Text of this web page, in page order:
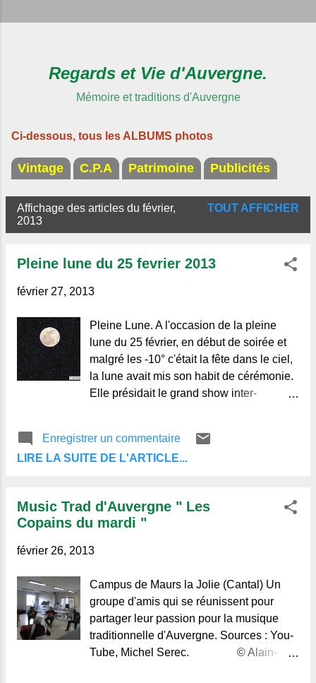
Regards et Vie d'Auvergne.
Mémoire et traditions d'Auvergne
Ci-dessous, tous les ALBUMS photos
Vintage C.P.A Patrimoine Publicités
A
r
Affichage des articles du février,
2013
TOUT AFFICHER
Pleine lune du 25 fevrier 2013
février 27, 2013
Pleine Lune. A l'occasion de la pleine
lune du 25 février, en début de soirée et
malgré les -10° c'était la fête dans le ciel,
la lune avait mis son habit de cérémonie.
Elle présidait le grand show inter-
habit rouge et or pour commencer, elle se
fît de plus en plus belle et brillante en
Enregistrer un commentaire
LIRE LA SUITE DE L'ARTICLE...
Music Trad d'Auvergne " Les
Copains du mardi "
février 26, 2013
Campus de Maurs la Jolie (Cantal) Un
groupe d'amis qui se réunissent pour
partager leur passion pour la musique
traditionnelle d'Auvergne. Sources : You-
Tube, Michel Serec. © Alain-